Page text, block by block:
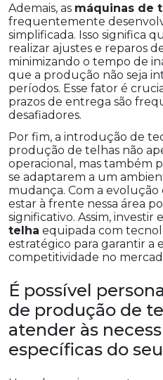
Ademais, as máquinas de
frequentemente
simplificada. Isso significa
realizar ajustes e reparos
minimizando o tempo de
que a produção não seja
períodos. Esse fator é
prazos de entrega são
desafiadores.
Por fim, a introdução de
produção de telhas não
operacional, mas também
se adaptarem a um
mudança. Com a
estar à frente nessa área
significativo. Assim, investir
telha equipada com
estratégico para garantir a
competitividade no
É possível
de produção de
atender às
específicas do